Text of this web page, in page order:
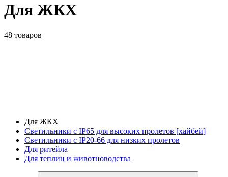
Для ЖКХ
48 товаров
Для ЖКХ
Светильники с IP65 для высоких пролетов [хайбей]
Светильники с IP20-66 для низких пролетов
Для ритейла
Для теплиц и животноводства